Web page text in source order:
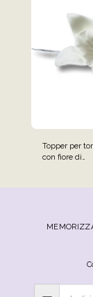
Topper per
con fiore di